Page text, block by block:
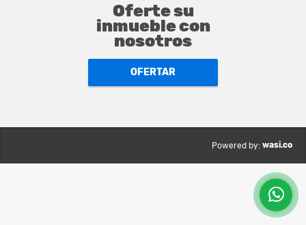
Oferte su
inmueble con
nosotros
OFERTAR
Powered by: wasi.co